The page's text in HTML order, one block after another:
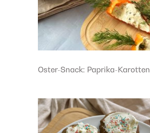
Oster-Snack: Paprika-Karotten